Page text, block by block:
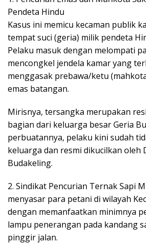
Pendeta Hindu
Kasus ini memicu kecaman publik
tempat suci (geria) milik pendeta
Pelaku masuk dengan melompati
mencongkel jendela kamar yang
menggasak prebawa/ketu
emas batangan.
Mirisnya, tersangka merupakan
bagian dari keluarga besar Geria
perbuatannya, pelaku kini sudah
keluarga dan resmi dikucilkan oleh
Budakeling.
2. Sindikat Pencurian Ternak Sapi
menyasar para petani di wilayah
dengan memanfaatkan minimnya
lampu penerangan pada kandang
pinggir jalan.